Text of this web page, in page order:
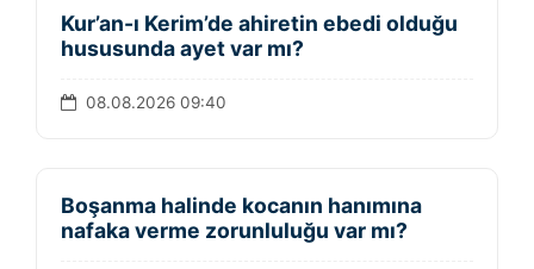
Kur’an-ı Kerim’de ahiretin ebedi olduğu
hususunda ayet var mı?
08.08.2026 09:40
Boşanma halinde kocanın hanımına
nafaka verme zorunluluğu var mı?